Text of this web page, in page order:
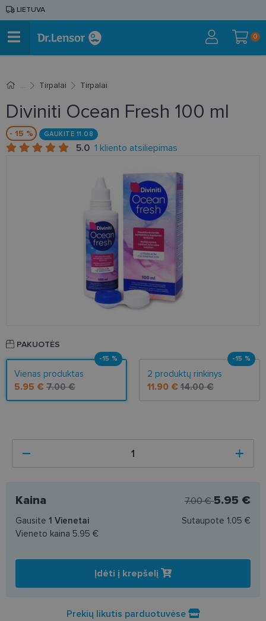
LIETUVA
0
Tirpalai Tirpalai
Diviniti Ocean Fresh 100 ml
- 15 % GAUKITE 11.08
5.0 1 kliento atsiliepimas
PAKUOTĖS
Vienas produktas
5.95 € 7.00 €
-15 %
2 produktų rinkinys
11.90 € 14.00 €
-15 %
Kaina 7.00 €5.95 €
Gausite 1 Vienetai
Vieneto kaina 5.95 €
Sutaupote 1.05 €
Įdėti į krepšelį
Prekių likutis parduotuvėse